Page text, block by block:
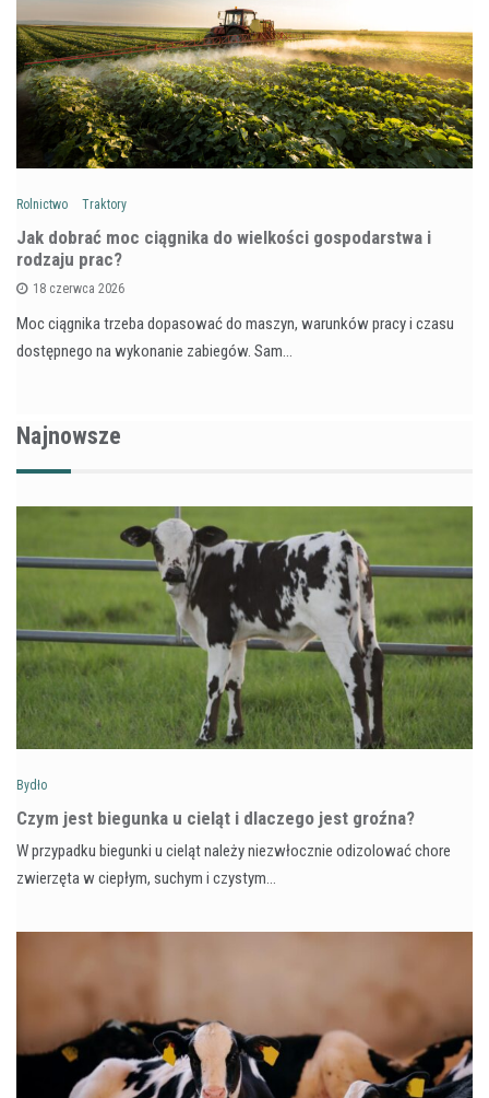
Rolnictwo Traktory
Jak dobrać moc ciągnika do wielkości gospodarstwa i
rodzaju prac?
18 czerwca 2026
Moc ciągnika trzeba dopasować do maszyn, warunków pracy i czasu
dostępnego na wykonanie zabiegów. Sam…
Najnowsze
Bydło
Czym jest biegunka u cieląt i dlaczego jest groźna?
W przypadku biegunki u cieląt należy niezwłocznie odizolować chore
zwierzęta w ciepłym, suchym i czystym…